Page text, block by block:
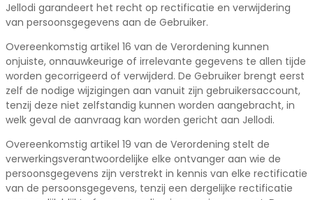
Jellodi garandeert het recht op rectificatie en verwijdering
van persoonsgegevens aan de Gebruiker.
Overeenkomstig artikel 16 van de Verordening kunnen
onjuiste, onnauwkeurige of irrelevante gegevens te allen tijde
worden gecorrigeerd of verwijderd. De Gebruiker brengt eerst
zelf de nodige wijzigingen aan vanuit zijn gebruikersaccount,
tenzij deze niet zelfstandig kunnen worden aangebracht, in
welk geval de aanvraag kan worden gericht aan Jellodi.
Overeenkomstig artikel 19 van de Verordening stelt de
verwerkingsverantwoordelijke elke ontvanger aan wie de
persoonsgegevens zijn verstrekt in kennis van elke rectificatie
van de persoonsgegevens, tenzij een dergelijke rectificatie